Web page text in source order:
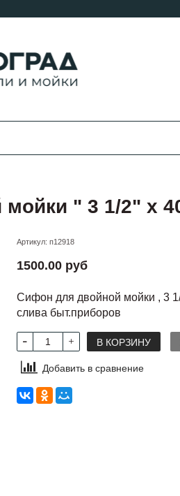
" 3 1/2" х
Артикул: п12918
1500.00 руб
Сифон для двойной мойки , 3
слива быт.приборов
В КОРЗИНУ
Добавить в сравнение